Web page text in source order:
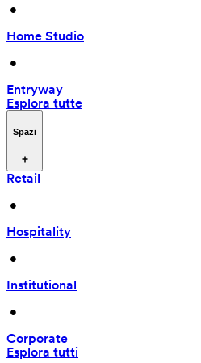
•
Home Studio
•
Entryway
Esplora tutte
Spazi
Retail
•
Hospitality
•
Institutional
•
Corporate
Esplora tutti